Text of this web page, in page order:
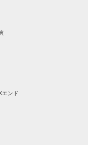
エンド